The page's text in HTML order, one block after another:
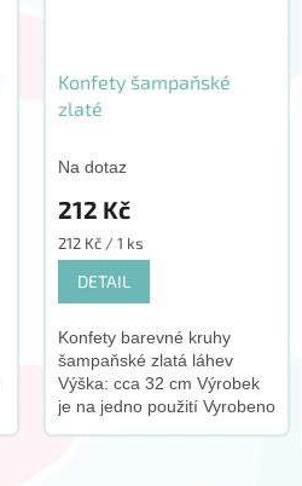
Konfety šampaňské
zlaté
Na dotaz
212 Kč
Měrná
cena:
212 Kč / 1 ks
DETAIL
Konfety barevné kruhy
šampaňské zlatá láhev
Výška: cca 32 cm Výrobek
je na jedno použití Vyrobeno
v EU